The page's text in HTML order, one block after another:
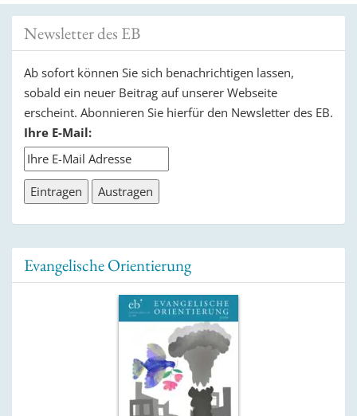
Newsletter des EB
Ab sofort können Sie sich benachrichtigen lassen,
sobald ein neuer Beitrag auf unserer Webseite
erscheint. Abonnieren Sie hierfür den Newsletter des EB.
Ihre E-Mail:
Evangelische Orientierung